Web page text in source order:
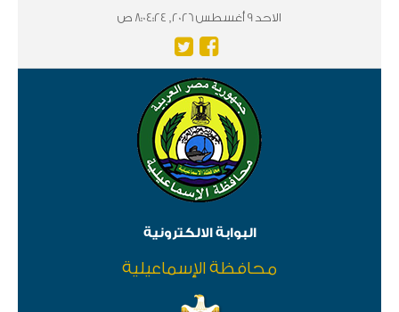
الاحد 9 أغسطس 2026, 8:04:24 ص
البوابة الالكترونية
محافظة الإسماعيلية